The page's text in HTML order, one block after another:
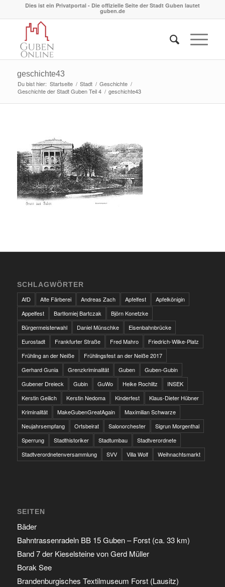
Dies ist ein Privatportal - Die offizielle Seite der Stadt Guben lautet
guben.de
geschichte43
Du bist hier: Startseite / Stadt / Geschichte /
Geschichte der Stadt Guben Teil 4 / geschichte43
SCHLAGWÖRTER
AfD
Alte Färberei Andreas Zach Apfelfest
Apfelkönigin
Appelfest
Bartłomiej Bartczak
Björn Konetzke
Bürgermeisterwahl
Daniel Münschke
Eisenbahnbrücke
Eurostadt
Frankfurter Straße Fred Mahro
Friedrich-Wilke-Platz
Frühling an der Neiße
Frühlingsfest an der Neiße 2017
Gerhard Gunia
Grenzkriminalität Guben
Guben-Gubin
Gubener Dreieck
Gubin GuWo Heike Rochlitz
INSEK
Kerstin Geilich
Kerstin Nedoma Kinderfest
Klaus-Dieter Hübner
Kriminalität
MakeGubenGreatAgain
Maximilian Schwarze
Neujahrsempfang
Ortsbeirat Salonorchester
Sigrun Morgenthal
Sperrung
Stadthistoriker Stadtumbau
Stadtverordnete
Stadtverordnetenversammlung
SVV Villa Wolf Weihnachtsmarkt
SEITEN
Bäder
Bahntrassenradeln BB 15 Guben – Forst (ca. 33 km)
Band 7 der Kieselsteine von Gerd Müller
Borak See
Brandenburgisches Textilmuseum Forst (Lausitz)